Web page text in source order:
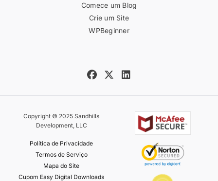
Comece um Blog
Crie um Site
WPBeginner
Copyright © 2025 Sandhills
Development, LLC
Política de Privacidade
Termos de Serviço
Mapa do Site
Cupom Easy Digital Downloads